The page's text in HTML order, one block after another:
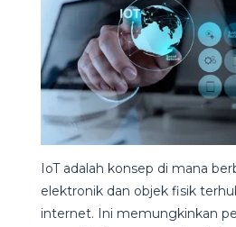
IoT adalah konsep di mana
elektronik dan objek fisik
internet. Ini memungkinkan